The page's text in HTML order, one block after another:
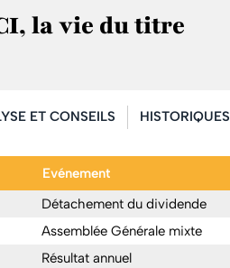
la vie du titre
ET CONSEILS HISTORIQUES
Evénement
Détachement du dividende
Assemblée Générale mixte
Résultat annuel